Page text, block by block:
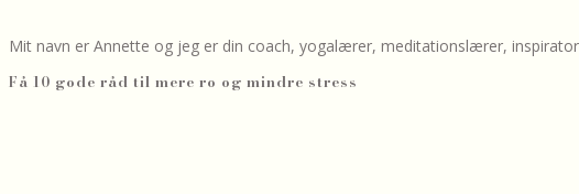
Mit navn er Annette og jeg er din coach, yogalærer, meditationslærer,
Få 10 gode råd til mere ro og mindre stress